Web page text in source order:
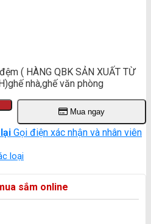
( HÀNG QBK SẢN XUẤT TỪ
nhà,ghế văn phòng
Mua ngay
Gọi điện xác nhận và nhân viên
loại
sắm online